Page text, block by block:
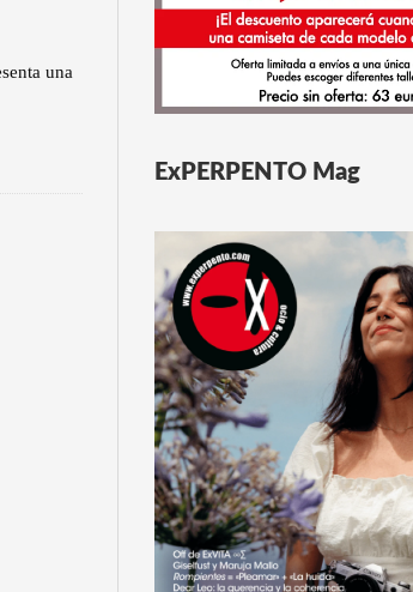
una
ExPERPENTO Mag